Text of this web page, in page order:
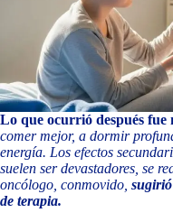
Lo que ocurrió después fue
comer mejor, a dormir
energía. Los efectos
suelen ser devastadores, se
oncólogo, conmovido,
de terapia.